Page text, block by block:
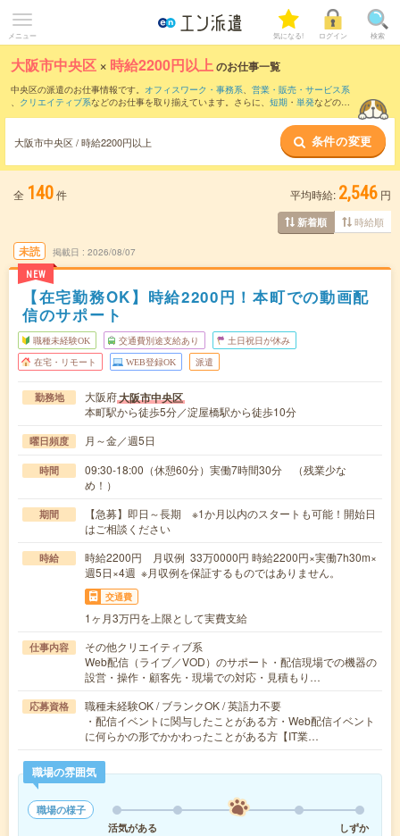
メニュー 気になる! ログイン 検索
大阪市中央区 × 時給2200円以上のお仕事一覧
中央区の派遣のお仕事情報です。 オフィスワーク・事務系、 営業・販売・サービス系
、 クリエイティブ系などのお仕事を取り揃えています。さらに、 短期 ・ 単発などの期
大阪市中央区 / 時給2200円以上 条件の変更
全 140件 平均時給: 2,546 円
新着順 時給順
未読
NEW
掲載日 2026/08/07
【在宅勤務OK】時給2200円！本町での動画配
信のサポート
職種未経験OK 交通費別途支給あり 土日祝日が休み
在宅・リモート WEB登録OK 派遣
勤務地 大阪府大阪市中央区
本町駅から徒歩5分／淀屋橋駅から徒歩10分
曜日頻度 月～金／週5日
時間
09:30-18:00（休憩60分）実働7時間30分 （残業少な
め！）
期間
【急募】即日～長期 ※1か月以内のスタートも可能！開始日
はご相談ください
時給
時給2200円 月収例 33万0000円 時給2200円×実働7h30m×
週5日×4週 ※月収例を保証するものではありません。
交通費
1ヶ月3万円を上限として実費支給
仕事内容
その他クリエイティブ系
Web配信（ライブ／VOD）のサポート・配信現場での機器の
設営・操作・顧客先・現場での対応・見積もり…
応募資格
職種未経験OK / ブランクOK / 英語力不要
・配信イベントに関与したことがある方・Web配信イベント
に何らかの形でかかわったことがある方【IT業…
職場の雰囲気
職場の様子
活気がある
しずか